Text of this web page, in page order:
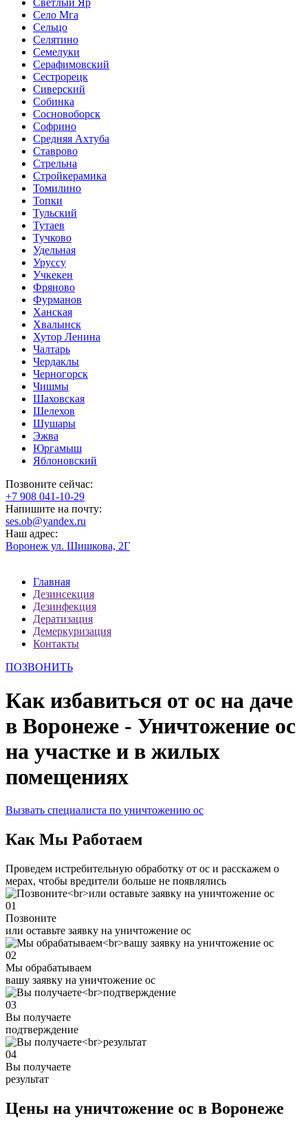
Село Мга
Сельцо
Селятино
Семелуки
Серафимовский
Сестрорецк
Сиверский
Собинка
Сосновоборск
Софрино
Средняя Ахтуба
Ставрово
Стрельна
Стройкерамика
Томилино
Топки
Тульский
Тутаев
Тучково
Удельная
Уруссу
Учкекен
Фряново
Фурманов
Ханская
Хвалынск
Хутор Ленина
Чалтарь
Чердаклы
Черногорск
Чишмы
Шаховская
Шелехов
Шушары
Эжва
Юргамыш
Яблоновский
Позвоните сейчас:
‪+7 908 041-10-29
Напишите на почту:
ses.ob@yandex.ru
Наш адрес:
Воронеж ул. Шишкова, 2Г
Главная
Дезинсекция
Дезинфекция
Дератизация
Демеркуризация
Контакты
ПОЗВОНИТЬ
Как избавиться от ос на даче
в Воронеже - Уничтожение ос
на участке и в жилых
помещениях
Вызвать специалиста по уничтожению ос
Как Мы Работаем
Проведем истребительную обработку от ос и расскажем о
мерах, чтобы вредители больше не появлялись
01
Позвоните
или оставьте заявку на уничтожение ос
02
Мы обрабатываем
вашу заявку на уничтожение ос
03
Вы получаете
подтверждение
04
Вы получаете
результат
Цены на уничтожение ос в Воронеже